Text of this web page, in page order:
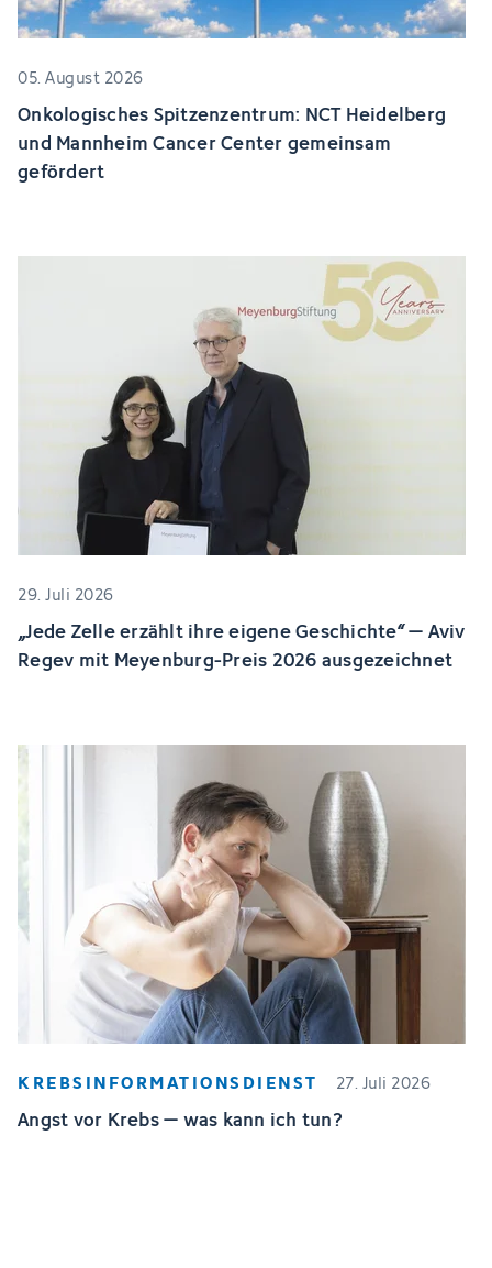
05. August 2026
Onkologisches Spitzenzentrum: NCT Heidelberg
und Mannheim Cancer Center gemeinsam
gefördert
29. Juli 2026
„Jede Zelle erzählt ihre eigene Geschichte“ – Aviv
Regev mit Meyenburg-Preis 2026 ausgezeichnet
KREBSINFORMATIONSDIENST 27. Juli 2026
Angst vor Krebs – was kann ich tun?